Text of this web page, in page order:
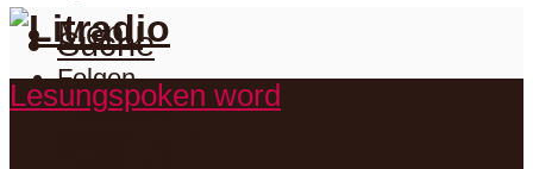
Folgen
Facebook
Menu
Suche
Podcasts
Lesungspoken word